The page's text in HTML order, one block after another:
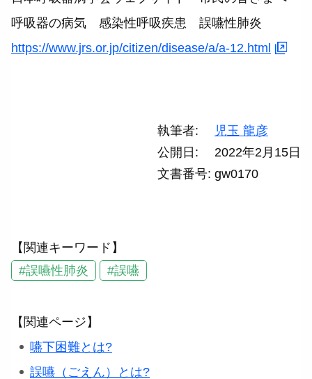
呼吸器の病気 感染性呼吸疾患 誤嚥性肺炎
https://www.jrs.or.jp/citizen/disease/a/a-12.html
執筆者
児玉 龍彦
公開日
2022年2月15日
文書番号 gw0170
【関連キーワード】
#誤嚥性肺炎
#誤嚥
【関連ページ】
嚥下困難とは?
誤嚥（ごえん）とは?